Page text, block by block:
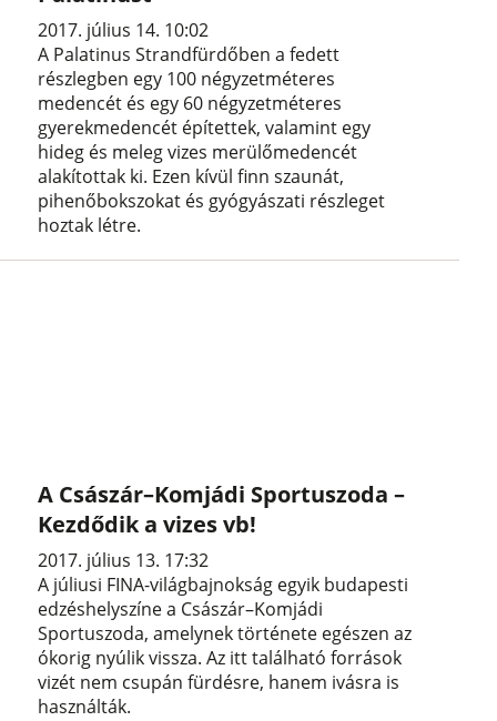
2017. július 14. 10:02
A Palatinus Strandfürdőben a fedett
részlegben egy 100 négyzetméteres
medencét és egy 60 négyzetméteres
gyerekmedencét építettek, valamint egy
hideg és meleg vizes merülőmedencét
alakítottak ki. Ezen kívül finn szaunát,
pihenőbokszokat és gyógyászati részleget
hoztak létre.
A Császár–Komjádi Sportuszoda –
Kezdődik a vizes vb!
2017. július 13. 17:32
A júliusi FINA-világbajnokság egyik budapesti
edzéshelyszíne a Császár–Komjádi
Sportuszoda, amelynek története egészen az
ókorig nyúlik vissza. Az itt található források
vizét nem csupán fürdésre, hanem ivásra is
használták.